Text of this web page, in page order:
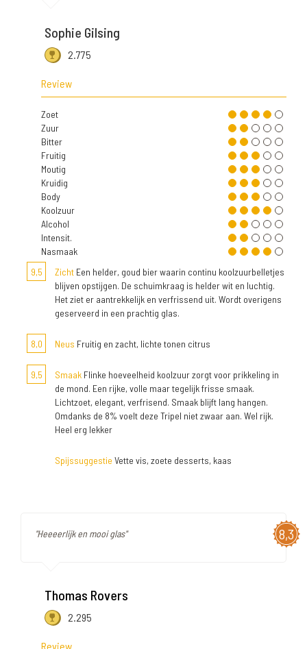
Sophie Gilsing
2.775
Review
Zoet
Zuur
Bitter
Fruitig
Moutig
Kruidig
Body
Koolzuur
Alcohol
Intensit.
Nasmaak
9,5
Zicht Een helder, goud bier waarin continu koolzuurbelletjes
blijven opstijgen. De schuimkraag is helder wit en luchtig.
Het ziet er aantrekkelijk en verfrissend uit. Wordt overigens
geserveerd in een prachtig glas.
8,0 Neus Fruitig en zacht, lichte tonen citrus
9,5 Smaak Flinke hoeveelheid koolzuur zorgt voor prikkeling in
de mond. Een rijke, volle maar tegelijk frisse smaak.
Lichtzoet, elegant, verfrisend. Smaak blijft lang hangen.
Omdanks de 8% voelt deze Tripel niet zwaar aan. Wel rijk.
Heel erg lekker
Spijssuggestie Vette vis, zoete desserts, kaas
8,3
"Heeeerlijk en mooi glas"
Thomas Rovers
2.295
Review